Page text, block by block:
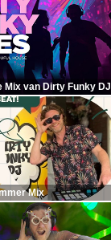
Mix van Dirty Funky DJ
Mix